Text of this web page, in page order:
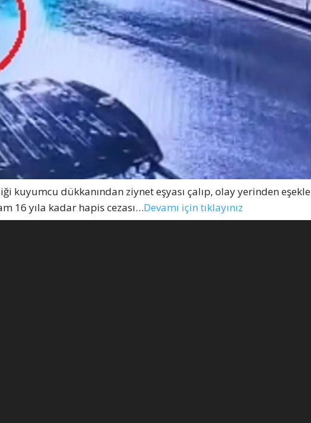
kuyumcu dükkanından ziynet eşyası çalıp, olay yerinden eşekle
16 yıla kadar hapis cezası…Devamı için tıklayınız